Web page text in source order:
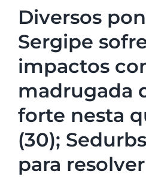
Diversos
Sergipe
impactos
madrugada
forte nesta
(30);
para resolver